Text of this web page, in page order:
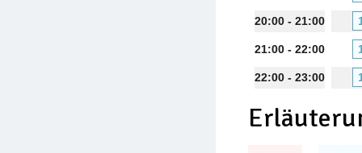
20:00 - 21:00
21:00 - 22:00
22:00 - 23:00